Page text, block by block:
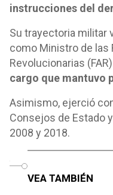
instrucciones del
Su trayectoria militar
como Ministro de las
Revolucionarias
cargo que mantuvo
Asimismo, ejerció
Consejos de Estado
2008 y 2018.
VEA TAMBIÉN